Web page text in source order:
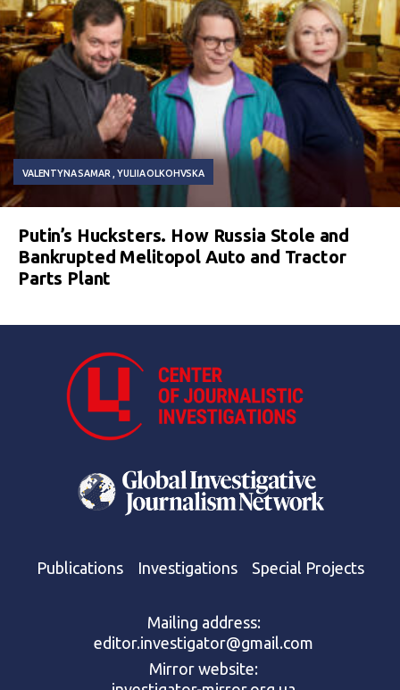
VALENTYNA SAMAR YULIIA OLKOHVSKA
Putin’s Hucksters. How Russia Stole and
Bankrupted Melitopol Auto and Tractor
Parts Plant
Publications Investigations Special Projects
Mailing address:
editor.investigator@gmail.com
Mirror website: